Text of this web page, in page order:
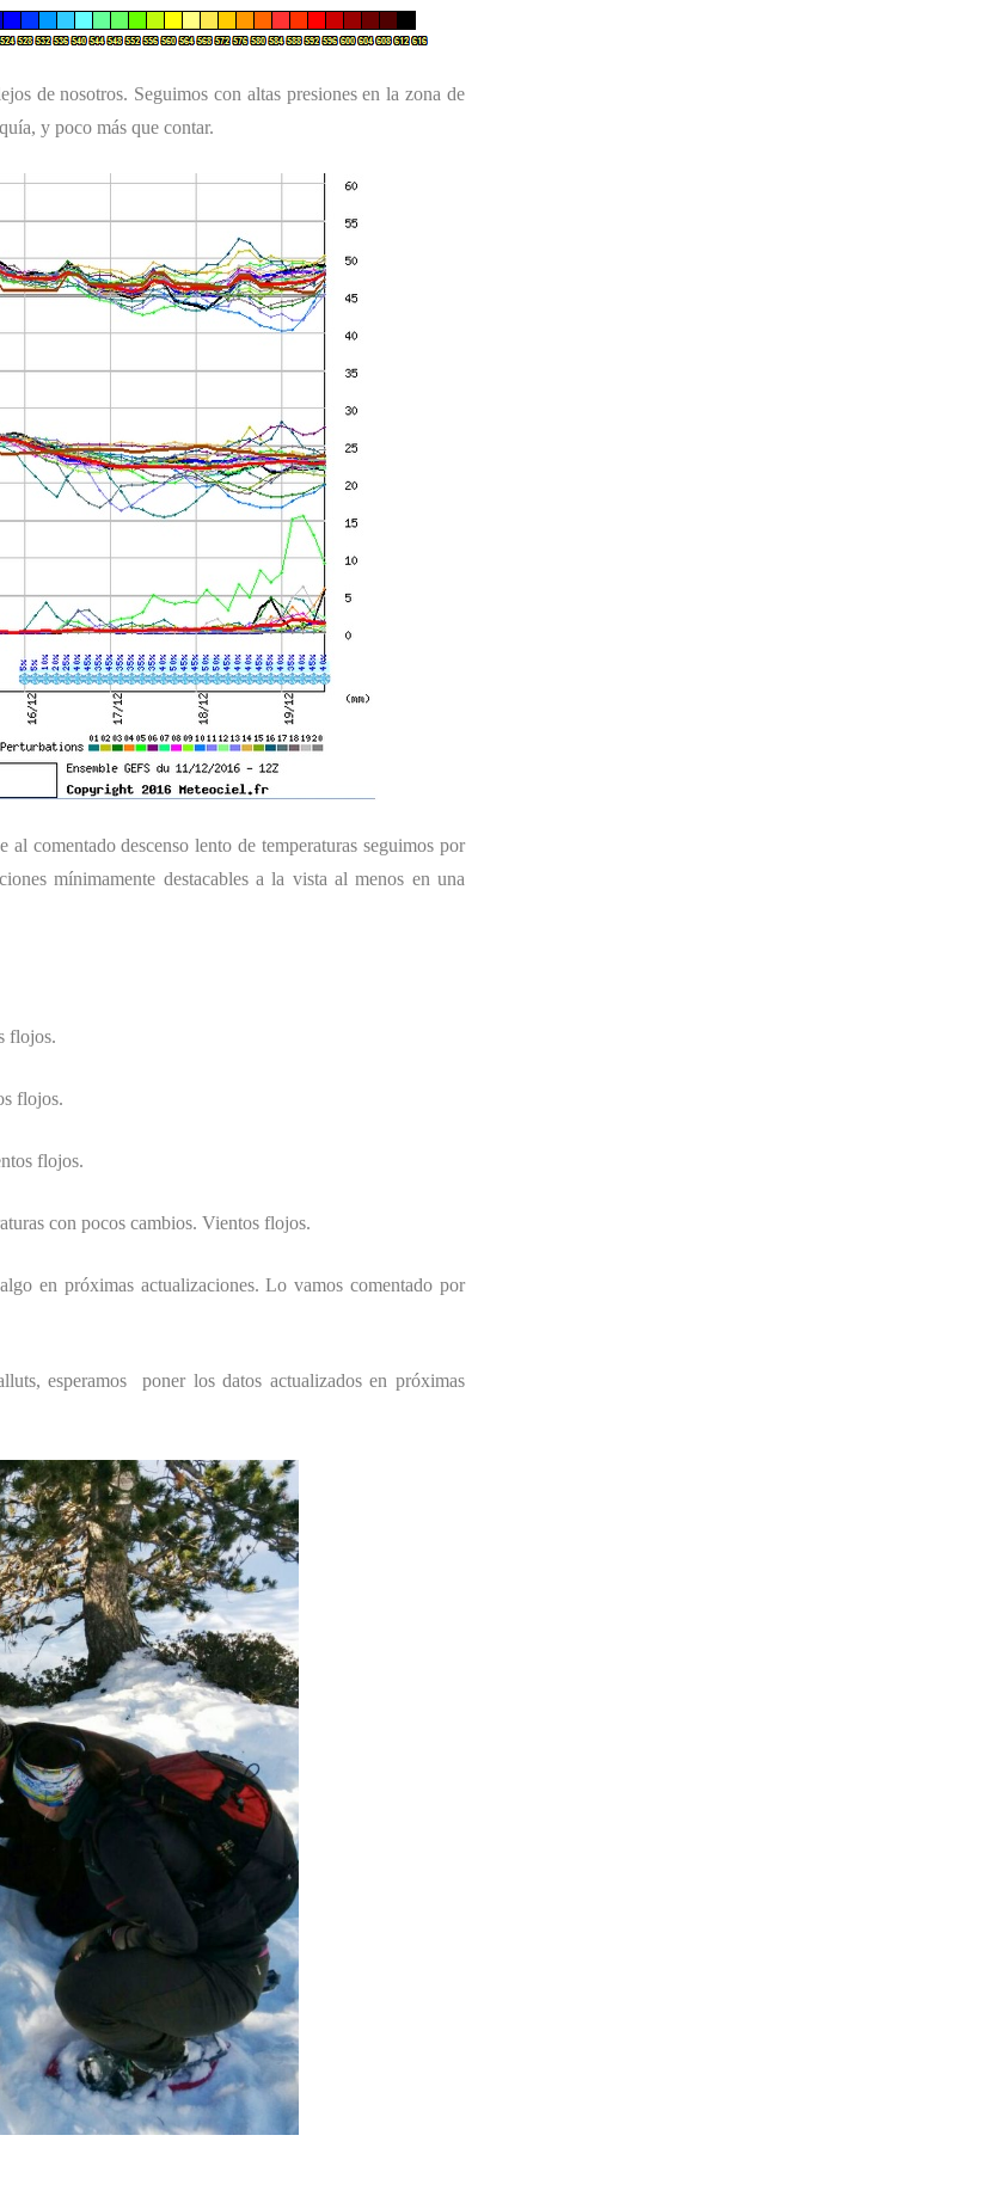
de nosotros. Seguimos con altas presiones en la zona de
y poco más que contar.
comentado descenso lento de temperaturas seguimos por
mínimamente destacables a la vista al menos en una
flojos.
flojos.
flojos.
con pocos cambios. Vientos flojos.
en próximas actualizaciones. Lo vamos comentado por
esperamos poner los datos actualizados en próximas